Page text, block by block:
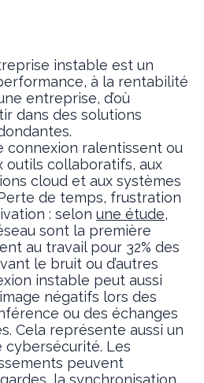
instable est un
à la rentabilité
entreprise, d’où
dans des solutions
connexion ralentissent ou
outils collaboratifs, aux
cloud et aux systèmes
de temps, frustration
: selon une étude,
sont la première
au travail pour 32% des
le bruit ou d’autres
instable peut aussi
négatifs lors des
ou des échanges
Cela représente aussi un
cybersécurité. Les
peuvent